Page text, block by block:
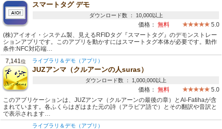
スマートタグ デモ
ダウンロード数 ： 10,000以上
価格： 無料
5.0
(株)アイオイ・システム製、見えるRFIDタグ『スマートタグ』のデモンストレー
ションアプリです。このアプリを動かすにはスマートタグ本体が必要です。動作
条件:NFC対応端…
7,141位 ライブラリ＆デモ（アプリ）
JUZアンマ（クルアーンの人suras）
ダウンロード数 ： 1,000,000以上
価格： 無料
5.0
このアプリケーションは、JUZアンマ（クルアーンの最後の章）とAl-Fatihaが含
まれています。各ふくらはぎはまた元の詩（アラビア語で）とその翻訳や音訳と
で表示されます…
ライブラリ＆デモ（アプリ）